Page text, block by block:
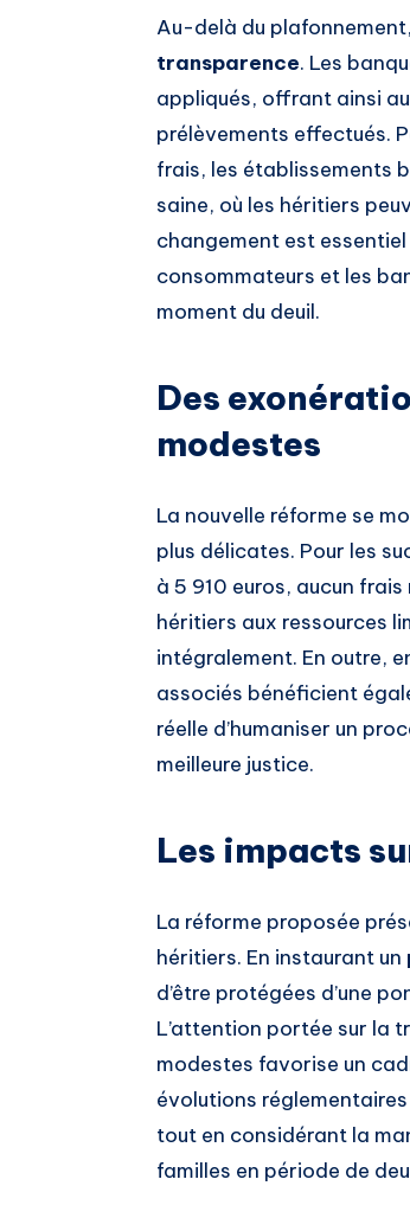
Au-delà du
transparence. Les
appliqués, offrant ainsi
prélèvements effectués.
frais, les établissements
saine, où les héritiers
changement est
consommateurs et les
moment du deuil.
Des
modestes
La nouvelle réforme se
plus délicates. Pour les
à 5 910 euros, aucun
héritiers aux ressources
intégralement. En outre,
associés bénéficient
réelle d’humaniser un
meilleure justice.
Les impacts
La réforme proposée
héritiers. En instaurant un
d’être protégées d’une
L’attention portée sur la
modestes favorise un
évolutions
tout en considérant la
familles en période de